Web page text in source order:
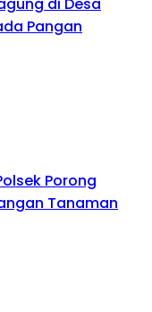
di Desa
Pangan
Porong
Tanaman